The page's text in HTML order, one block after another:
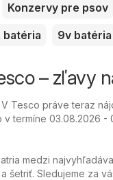
Konzervy pre psov
batéria 9v batéria
– zľavy
Tesco práve teraz
termíne 03.08.2026 -
medzi
šetriť. Sledujeme za